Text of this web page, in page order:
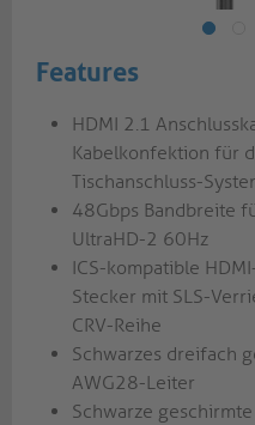
Features
HDMI 2.1
Kabelkonfektion für
Tischanschluss-
48Gbps Bandbreite
UltraHD-2 60Hz
ICS-kompatible
Stecker mit SLS-
CRV-Reihe
Schwarzes dreifach
AWG28-Leiter
Schwarze